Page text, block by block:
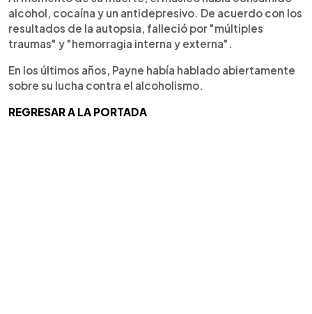
alcohol, cocaína y un antidepresivo. De acuerdo con los
resultados de la autopsia, falleció por "múltiples
traumas" y "hemorragia interna y externa".
En los últimos años, Payne había hablado abiertamente
sobre su lucha contra el alcoholismo.
REGRESAR A LA PORTADA